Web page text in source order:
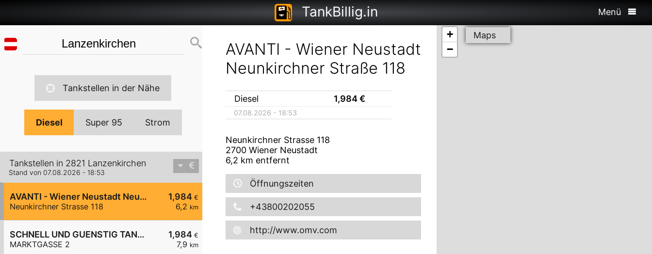
TankBillig.in Menü
Tankstellen in der Nähe
Diesel Super 95 Strom
Tankstellen in 2821 Lanzenkirchen
Stand von 07.08.2026 - 18:53
1,984 €
6,2 km
AVANTI - Wiener Neustadt Neunkirchner Straße 118
Neunkirchner Strasse 118
1,984 €
7,9 km
SCHNELL UND GUENSTIG TANKSTELLE
MARKTGASSE 2
AVANTI - Wiener Neustadt
Neunkirchner Straße 118
Diesel 1,984€
07.08.2026 - 18:53
Neunkirchner Strasse 118
2700 Wiener Neustadt
6,2 km entfernt
Öffnungszeiten
+43800202055
http://www.omv.com
+
−
Maps